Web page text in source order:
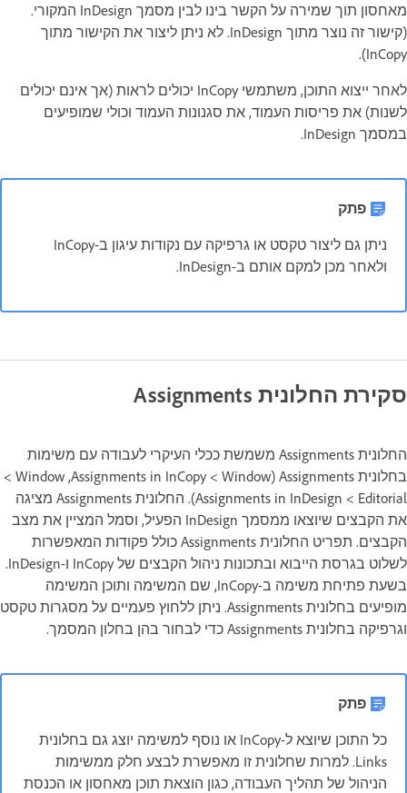
מאחסון תוך שמירה על הקשר בינו לבין מסמך InDesign המקורי.
‏(קישור זה נוצר מתוך InDesign. לא ניתן ליצור את הקישור מתוך
InCopy).
לאחר ייצוא התוכן, משתמשי InCopy יכולים לראות (אך אינם יכולים
לשנות) את פריסות העמוד, את סגנונות העמוד וכולי שמופיעים
במסמך InDesign.
פתק
ניתן גם ליצור טקסט או גרפיקה עם נקודות עיגון ב-InCopy
ולאחר מכן למקם אותם ב-InDesign.
סקירת החלונית Assignments
החלונית Assignments משמשת ככלי העיקרי לעבודה עם משימות
בחלונית Assignments‏ (Window‏ ‏> Assignments in InCopy‏, Window‏ ‏>
Editorial‏ ‏> Assignments in InDesign). החלונית Assignments מציגה
את הקבצים שיוצאו ממסמך InDesign הפעיל, וסמל המציין את מצב
הקבצים. תפריט החלונית Assignments כולל פקודות המאפשרות
לשלוט בגרסת הייבוא ובתכונות ניהול הקבצים של InCopy ו-InDesign.
בשעת פתיחת משימה ב-InCopy, שם המשימה ותוכן המשימה
מופיעים בחלונית Assignments. ניתן ללחוץ פעמיים על מסגרות טקסט
וגרפיקה בחלונית Assignments כדי לבחור בהן בחלון המסמך.
פתק
כל התוכן שיוצא ל-InCopy או נוסף למשימה יוצג גם בחלונית
Links. למרות שחלונית זו מאפשרת לבצע חלק ממשימות
הניהול של תהליך העבודה, כגון הוצאת תוכן מאחסון או הכנסת